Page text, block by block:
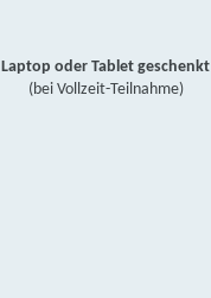
Laptop oder Tablet geschenkt
(bei Vollzeit-Teilnahme)